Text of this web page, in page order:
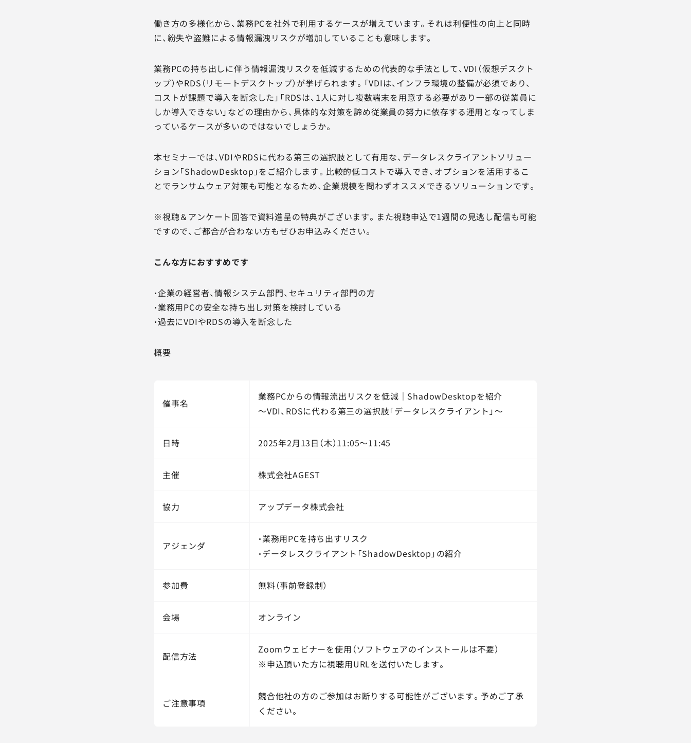
働き方の多様化から、業務PCを社外で利用するケースが増えています。それは利便性の向上と同時
に、紛失や盗難による情報漏洩リスクが増加していることも意味します。
業務PCの持ち出しに伴う情報漏洩リスクを低減するための代表的な手法として、VDI（仮想デスクト
ップ）やRDS（リモートデスクトップ）が挙げられます。「VDIは、インフラ環境の整備が必須であり、
コストが課題で導入を断念した」「RDSは、1人に対し複数端末を用意する必要があり一部の従業員に
しか導入できない」などの理由から、具体的な対策を諦め従業員の努力に依存する運用となってしま
っているケースが多いのではないでしょうか。
本セミナーでは、VDIやRDSに代わる第三の選択肢として有用な、データレスクライアントソリュー
ション「ShadowDesktop」をご紹介します。比較的低コストで導入でき、オプションを活用するこ
とでランサムウェア対策も可能となるため、企業規模を問わずオススメできるソリューションです。
※視聴＆アンケート回答で資料進呈の特典がございます。また視聴申込で1週間の見逃し配信も可能
ですので、ご都合が合わない方もぜひお申込みください。
こんな方におすすめです
・企業の経営者、情報システム部門、セキュリティ部門の方
・業務用PCの安全な持ち出し対策を検討している
・過去にVDIやRDSの導入を断念した
概要
催事名
業務PCからの情報流出リスクを低減｜ShadowDesktopを紹介
～VDI、RDSに代わる第三の選択肢「データレスクライアント」～
日時 2025年2月13日（木）11:05～11:45
主催 株式会社AGEST
協力 アップデータ株式会社
アジェンダ
・業務用PCを持ち出すリスク
・データレスクライアント「ShadowDesktop」の紹介
参加費 無料（事前登録制）
会場 オンライン
配信方法
Zoomウェビナーを使用（ソフトウェアのインストールは不要）
※申込頂いた方に視聴用URLを送付いたします。
ご注意事項
競合他社の方のご参加はお断りする可能性がございます。予めご了承
ください。